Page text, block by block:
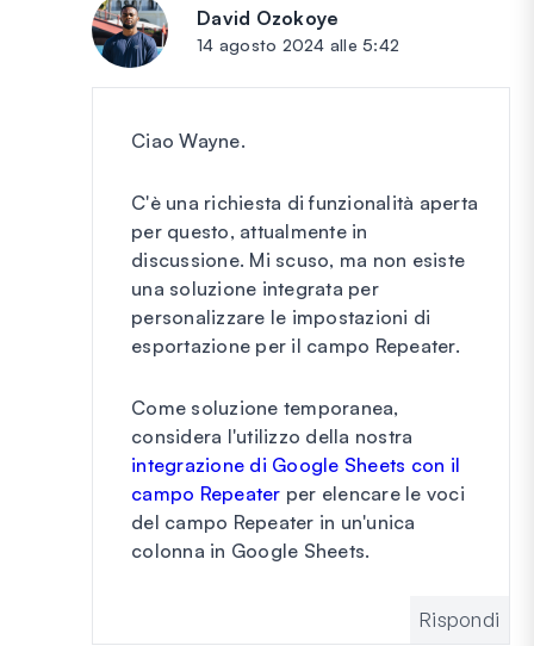
David Ozokoye
14 agosto 2024 alle 5:42
Ciao Wayne.
C'è una richiesta di funzionalità aperta
per questo, attualmente in
discussione. Mi scuso, ma non esiste
una soluzione integrata per
personalizzare le impostazioni di
esportazione per il campo Repeater.
Come soluzione temporanea,
considera l'utilizzo della nostra
integrazione di Google Sheets con il
campo Repeater per elencare le voci
del campo Repeater in un'unica
colonna in Google Sheets.
Rispondi